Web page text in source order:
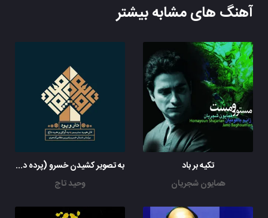
آهنگ های مشابه بیشتر
تکیه بر باد
همایون شجریان
به تصویر کشیدن خسرو (پرده دوم)
وحید تاج